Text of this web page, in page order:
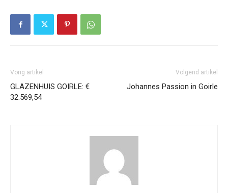
Vorig artikel
GLAZENHUIS GOIRLE: €
32.569,54
Volgend artikel
Johannes Passion in Goirle